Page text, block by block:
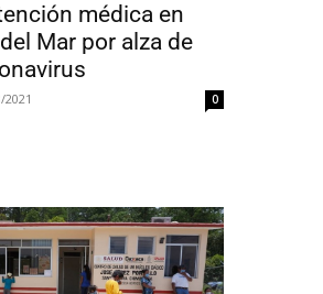
médica en
Mar por alza de
2021 0